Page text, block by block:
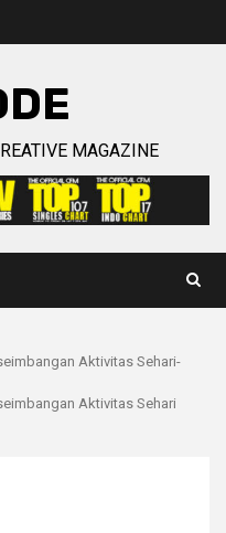
MAGAZINE
Aktivitas Sehari-
Aktivitas Sehari